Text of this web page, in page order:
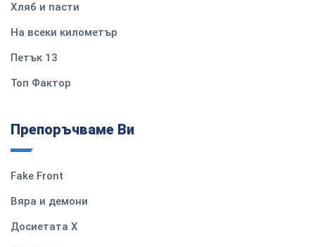
Хляб и пасти
На всеки километър
Петък 13
Топ Фактор
Препоръчваме Ви
Fake Front
Вяра и демони
Досиетата Х